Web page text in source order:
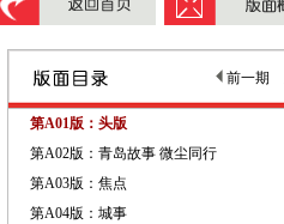
前一期
第A01版：头版
第A02版：青岛故事 微尘同行
第A03版：焦点
第A04版：城事